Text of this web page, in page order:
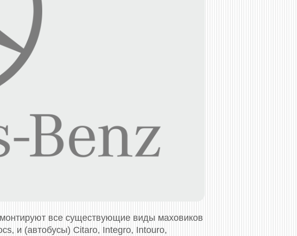
все существующие виды маховиков
и (автобусы) Citaro, Integro, Intouro,